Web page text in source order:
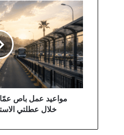
مواعيد
عمل
باص
عمّان
والباص
سريع
التردد
خلال
عطلتي
الاستقلالمواعيد عمل باص
خلال عطلتي